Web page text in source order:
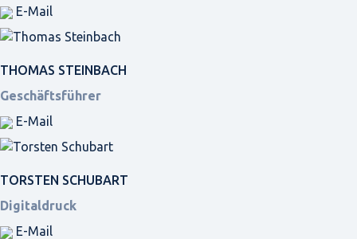
E-Mail
THOMAS STEINBACH
Geschäftsführer
E-Mail
TORSTEN SCHUBART
Digitaldruck
E-Mail